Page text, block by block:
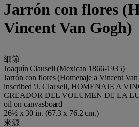
Jarrón con flores
Vincent Van Gogh)
細節
Joaquín Clausell (Mexican 1866-1935)
Jarrón con flores (Homenaje a Vincent
inscribed 'J. Clausell, HOMENAJE A
CREADOR DEL VOLUMEN DE LA
oil on canvasboard
26½ x 30 in. (67.3 x 76.2 cm.)
來源